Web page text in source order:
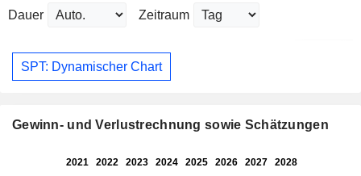
Dauer Zeitraum
SPT: Dynamischer Chart
Gewinn- und Verlustrechnung sowie Schätzungen